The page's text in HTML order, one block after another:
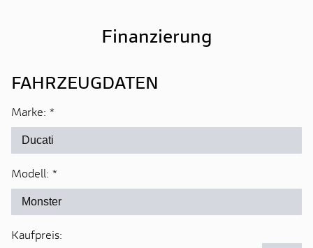
Finanzierung
FAHRZEUGDATEN
Marke: *
Modell: *
Kaufpreis: